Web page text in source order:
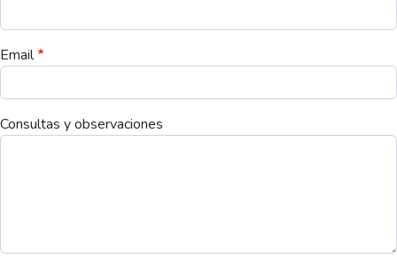
Email
Consultas y observaciones